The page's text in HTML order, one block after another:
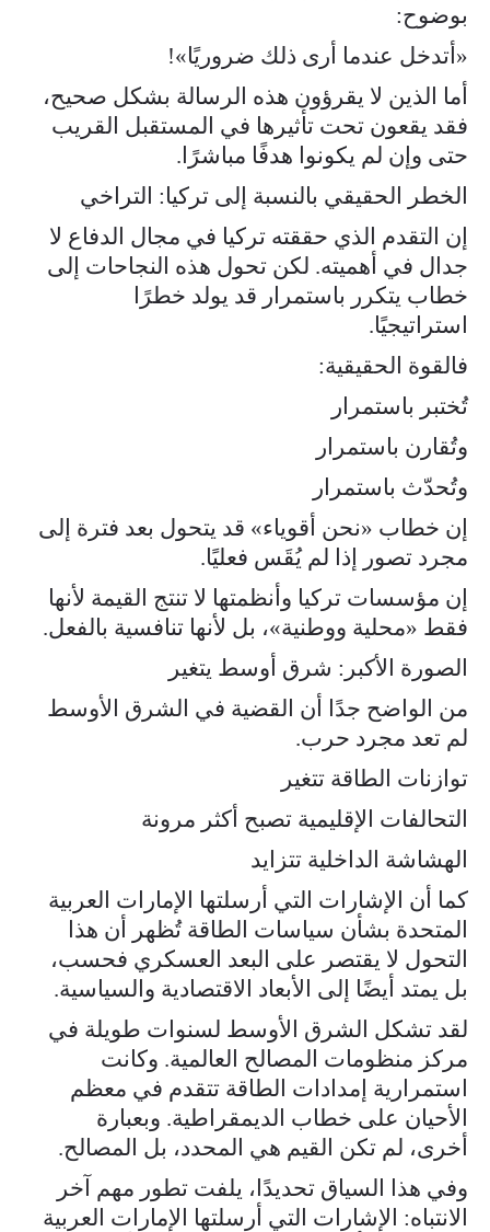
بوضوح:
«أتدخل عندما أرى ذلك ضروريًا»!
أما الذين لا يقرؤون هذه الرسالة بشكل صحيح،
فقد يقعون تحت تأثيرها في المستقبل القريب
حتى وإن لم يكونوا هدفًا مباشرًا.
الخطر الحقيقي بالنسبة إلى تركيا: التراخي
إن التقدم الذي حققته تركيا في مجال الدفاع لا
جدال في أهميته. لكن تحول هذه النجاحات إلى
خطاب يتكرر باستمرار قد يولد خطرًا
استراتيجيًا.
فالقوة الحقيقية:
تُختبر باستمرار
وتُقارن باستمرار
وتُحدّث باستمرار
إن خطاب «نحن أقوياء» قد يتحول بعد فترة إلى
مجرد تصور إذا لم يُقَس فعليًا.
إن مؤسسات تركيا وأنظمتها لا تنتج القيمة لأنها
فقط «محلية ووطنية»، بل لأنها تنافسية بالفعل.
الصورة الأكبر: شرق أوسط يتغير
من الواضح جدًا أن القضية في الشرق الأوسط
لم تعد مجرد حرب.
توازنات الطاقة تتغير
التحالفات الإقليمية تصبح أكثر مرونة
الهشاشة الداخلية تتزايد
كما أن الإشارات التي أرسلتها الإمارات العربية
المتحدة بشأن سياسات الطاقة تُظهر أن هذا
التحول لا يقتصر على البعد العسكري فحسب،
بل يمتد أيضًا إلى الأبعاد الاقتصادية والسياسية.
لقد تشكل الشرق الأوسط لسنوات طويلة في
مركز منظومات المصالح العالمية. وكانت
استمرارية إمدادات الطاقة تتقدم في معظم
الأحيان على خطاب الديمقراطية. وبعبارة
أخرى، لم تكن القيم هي المحدد، بل المصالح.
وفي هذا السياق تحديدًا، يلفت تطور مهم آخر
الانتباه: الإشارات التي أرسلتها الإمارات العربية